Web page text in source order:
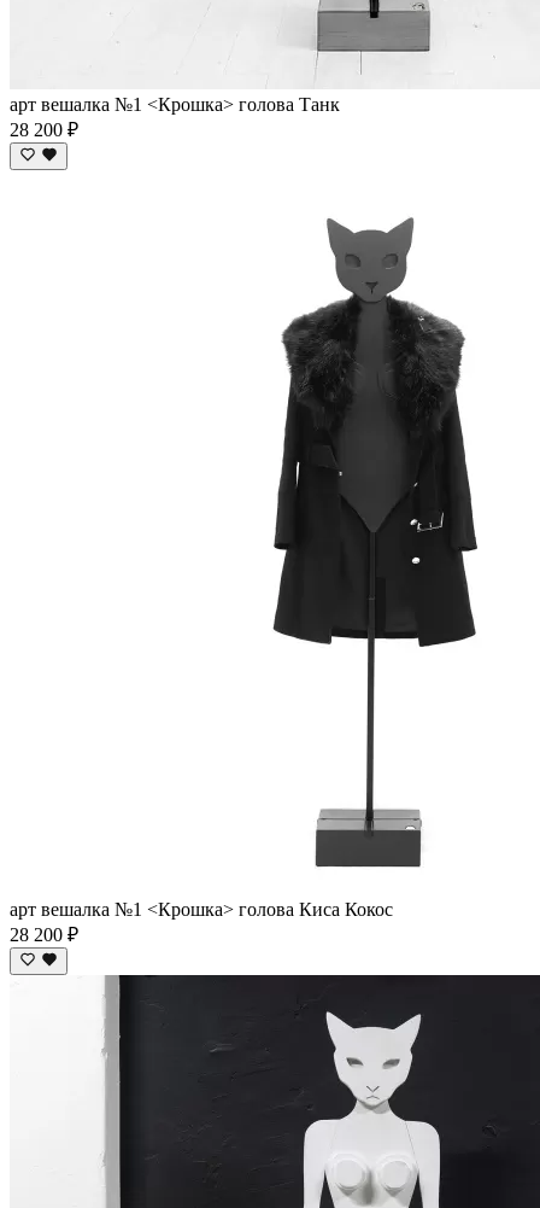
арт вешалка №1 <Крошка> голова Танк
28 200 ₽
арт вешалка №1 <Крошка> голова Киса Кокос
28 200 ₽